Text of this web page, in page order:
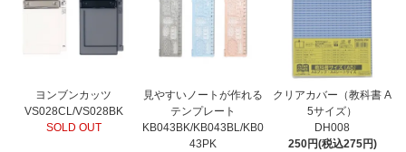
ヨンブンカッツ
VS028CL/VS028BK
SOLD OUT
見やすいノートが作れる
テンプレート
KB043BK/KB043BL/KB0
43PK
クリアカバー（教科書 A
5サイズ）
DH008
250円(税込275円)